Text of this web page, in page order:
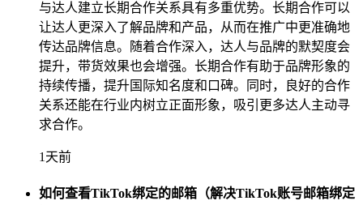
与达人建立长期合作关系具有多重优势。长期合作可以
让达人更深入了解品牌和产品，从而在推广中更准确地
传达品牌信息。随着合作深入，达人与品牌的默契度会
提升，带货效果也会增强。长期合作有助于品牌形象的
持续传播，提升国际知名度和口碑。同时，良好的合作
关系还能在行业内树立正面形象，吸引更多达人主动寻
求合作。
1天前
如何查看TikTok绑定的邮箱（解决TikTok账号邮箱绑定